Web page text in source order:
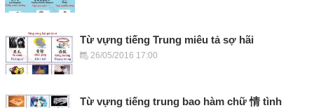
Từ vựng tiếng Trung miêu tả sợ hãi
26/05/2016 17:00
Từ vựng tiếng trung bao hàm chữ 情 tình